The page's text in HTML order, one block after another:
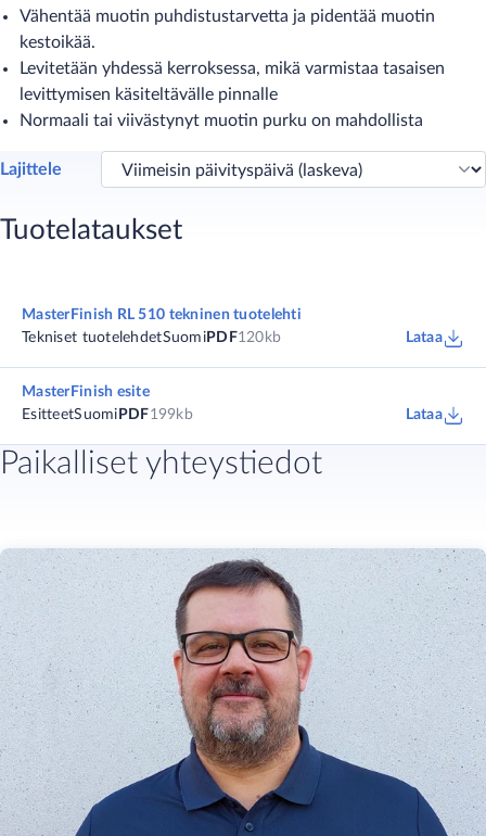
Vähentää muotin puhdistustarvetta ja pidentää muotin
kestoikää.
Levitetään yhdessä kerroksessa, mikä varmistaa tasaisen
levittymisen käsiteltävälle pinnalle
Normaali tai viivästynyt muotin purku on mahdollista
Lajittele
Tuotelataukset
MasterFinish RL 510 tekninen tuotelehti
Tekniset tuotelehdetSuomi PDF120kb Lataa
MasterFinish esite
EsitteetSuomi PDF199kb Lataa
Paikalliset yhteystiedot